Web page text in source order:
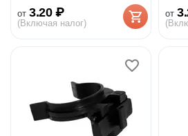
от 3.20 ₽
(Включая налог)
от